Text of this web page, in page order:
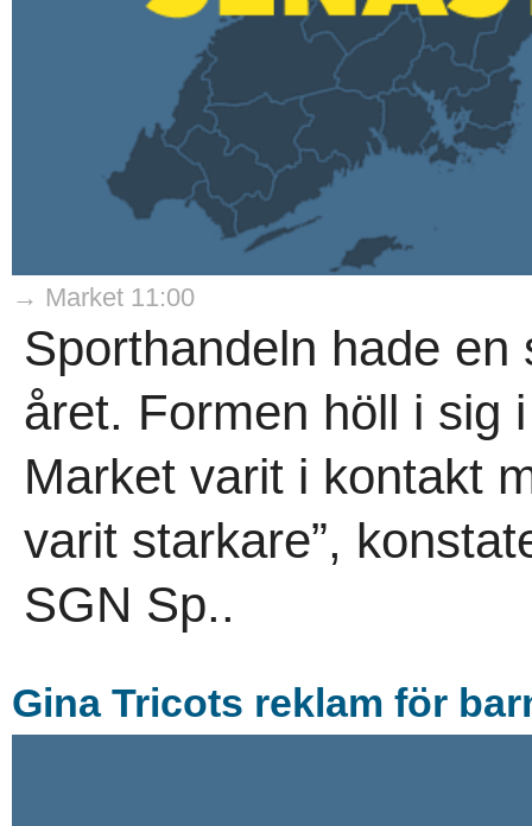
→ Market 11:00
Sporthandeln hade
året. Formen höll i sig
Market varit i kontakt
varit starkare”,
SGN Sp..
Gina Tricots reklam för